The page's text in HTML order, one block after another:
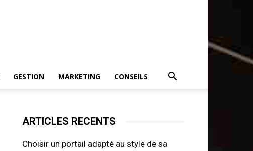
GESTION MARKETING CONSEILS
ARTICLES RECENTS
Choisir un portail adapté au style de sa